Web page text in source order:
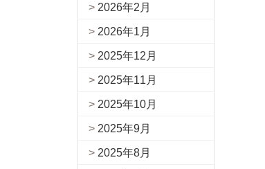
2026年2月
2026年1月
2025年12月
2025年11月
2025年10月
2025年9月
2025年8月